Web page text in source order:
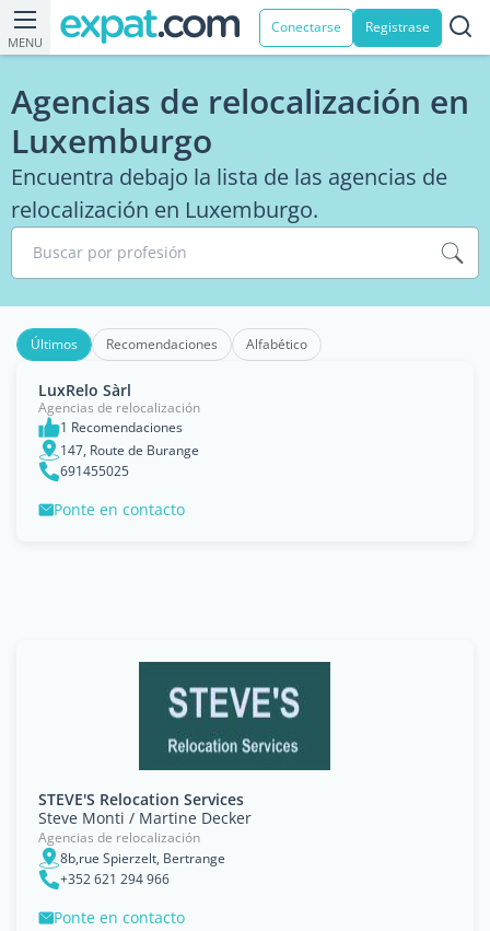
MENU
Conectarse Registrase
Agencias de relocalización en
Luxemburgo
Encuentra debajo la lista de las agencias de
relocalización en Luxemburgo.
Buscar por profesión
Últimos Recomendaciones Alfabético
LuxRelo Sàrl
Agencias de relocalización
1 Recomendaciones
147, Route de Burange
691455025
Ponte en contacto
STEVE'S Relocation Services
Steve Monti / Martine Decker
Agencias de relocalización
8b,rue Spierzelt, Bertrange
+352 621 294 966
Ponte en contacto